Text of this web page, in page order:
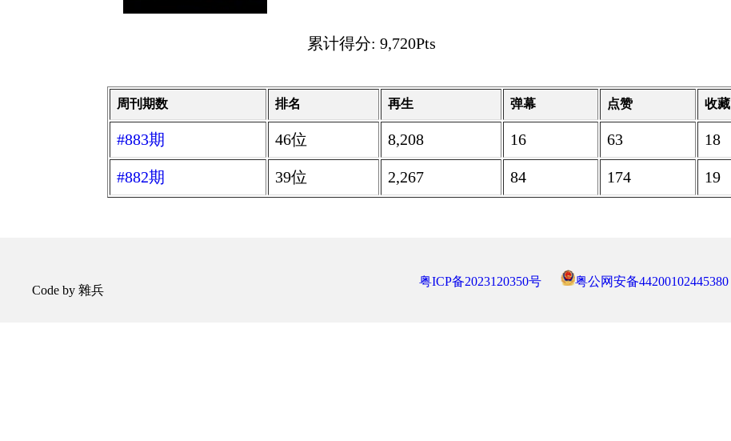
累计得分: 9,720Pts
周刊期数 排名 再生 弹幕 点赞 收藏
#883期 46位 8,208 16 63 18
#882期 39位 2,267 84 174 19
Code by 雜兵
粤ICP备2023120350号 粤公网安备44200102445380